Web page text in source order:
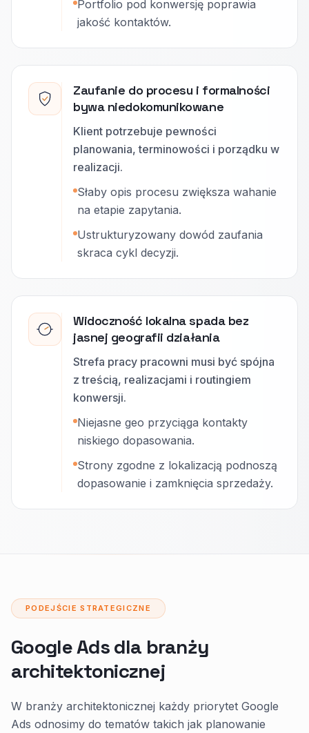
Portfolio pod konwersję poprawia
jakość kontaktów.
Zaufanie do procesu i formalności
bywa niedokomunikowane
Klient potrzebuje pewności
planowania, terminowości i porządku w
realizacji.
Słaby opis procesu zwiększa wahanie
na etapie zapytania.
Ustrukturyzowany dowód zaufania
skraca cykl decyzji.
Widoczność lokalna spada bez
jasnej geografii działania
Strefa pracy pracowni musi być spójna
z treścią, realizacjami i routingiem
konwersji.
Niejasne geo przyciąga kontakty
niskiego dopasowania.
Strony zgodne z lokalizacją podnoszą
dopasowanie i zamknięcia sprzedaży.
PODEJŚCIE STRATEGICZNE
Google Ads dla branży
architektonicznej
W branży architektonicznej każdy priorytet Google
Ads odnosimy do tematów takich jak planowanie